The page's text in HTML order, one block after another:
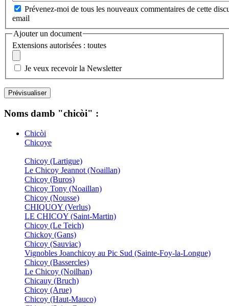
Prévenez-moi de tous les nouveaux commentaires de cette
email
Ajouter un document
Extensions autorisées : toutes
Je veux recevoir la Newsletter
Noms damb "chicòi" :
Chicòi
Chicoye
Chicoy (Lartigue)
Le Chicoy Jeannot (Noaillan)
Chicoy (Buros)
Chicoy Tony (Noaillan)
Chicoy (Nousse)
CHIQUOY (Verlus)
LE CHICOY (Saint-Martin)
Chicoy (Le Teich)
Chickoy (Gans)
Chicoy (Sauviac)
Vignobles Joanchicoy au Pic Sud (Sainte-Foy-la-Longue)
Chicoy (Bassercles)
Le Chicoy (Noilhan)
Chicauy (Bruch)
Chicoy (Arue)
Chicoy (Haut-Mauco)